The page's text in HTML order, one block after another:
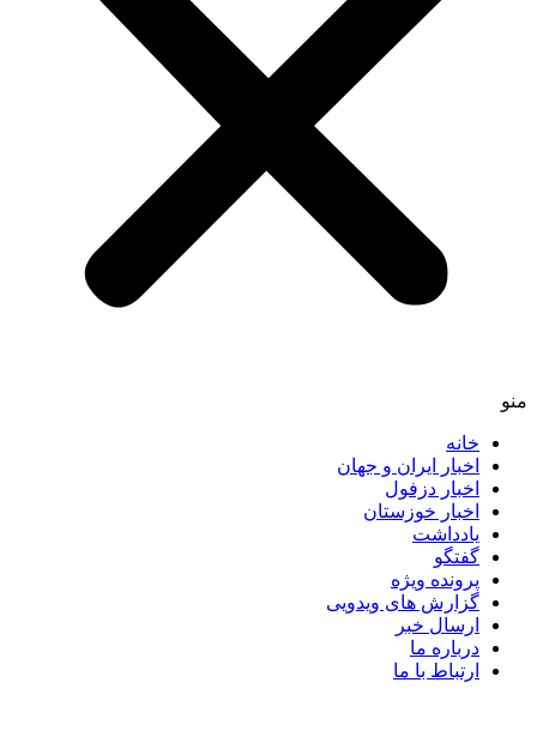
خانه
اخبار ایران و جهان
اخبار دزفول
اخبار خوزستان
یادداشت
گفتگو
پرونده ویژه
گزارش های ویدویی
ارسال خبر
درباره ما
ارتباط با ما